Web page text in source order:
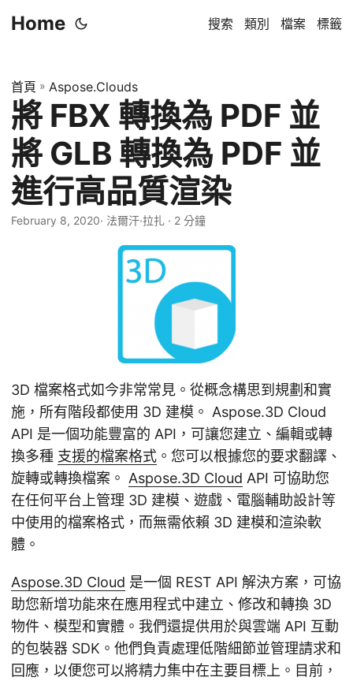
Home 搜索 類別 檔案 標籤
首頁 » Aspose.Clouds
將 FBX 轉換為 PDF 並
將 GLB 轉換為 PDF 並
進行高品質渲染
February 8, 2020· 法爾汗·拉扎 · 2 分鐘
3D 檔案格式如今非常常見。從概念構思到規劃和實
施，所有階段都使用 3D 建模。 Aspose.3D Cloud
API 是一個功能豐富的 API，可讓您建立、編輯或轉
換多種 支援的檔案格式 。您可以根據您的要求翻譯、
旋轉或轉換檔案。 Aspose.3D Cloud API 可協助您
在任何平台上管理 3D 建模、遊戲、電腦輔助設計等
中使用的檔案格式，而無需依賴 3D 建模和渲染軟
體。
Aspose.3D Cloud 是一個 REST API 解決方案，可協
助您新增功能來在應用程式中建立、修改和轉換 3D
物件、模型和實體。我們還提供用於與雲端 API 互動
的包裝器 SDK。他們負責處理低階細節並管理請求和
回應，以便您可以將精力集中在主要目標上。目前，